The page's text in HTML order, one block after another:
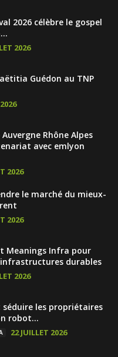
2026 célèbre le gospel
2026
Guédon au TNP
Rhône Alpes
avec emlyon
2026
le marché du mieux-
2026
Meanings Infra pour
durables
2026
séduire les propriétaires
robot...
22 JUILLET 2026